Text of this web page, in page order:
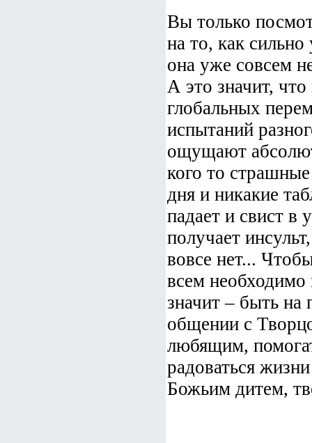
Вы только
на то, как сильно
она уже совсем
А это значит,
глобальных
испытаний
ощущают
кого то
дня и никакие
падает и свист в
получает
вовсе нет...
всем
значит – быть на
общении с
любящим,
радоваться
Божьим дитем,